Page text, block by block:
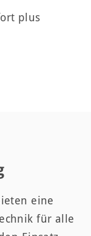
plus
eine
für alle